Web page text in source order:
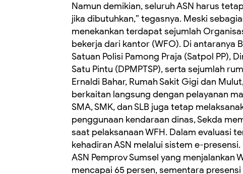
Namun demikian, seluruh ASN harus
jika dibutuhkan,” tegasnya. Meski
menekankan terdapat sejumlah
bekerja dari kantor (WFO). Di antaranya
Satuan Polisi Pamong Praja (Satpol PP),
Satu Pintu (DPMPTSP), serta sejumlah
Ernaldi Bahar, Rumah Sakit Gigi dan
berkaitan langsung dengan pelayanan
SMA, SMK, dan SLB juga tetap
penggunaan kendaraan dinas, Sekda
saat pelaksanaan WFH. Dalam evaluasi
kehadiran ASN melalui sistem e-
ASN Pemprov Sumsel yang menjalankan
mencapai 65 persen, sementara